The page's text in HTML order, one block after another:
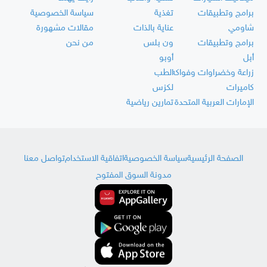
برامج وتطبيقات
تغذية
شاومي
عناية بالذات
برامج وتطبيقات
ون بلس
أبل
أوبو
زراعة وخضراوات وفواكهالطب
كاميرات
لكزس
الإمارات العربية المتحدةتمارين رياضية
سياسة الخصوصية
مقالات مشهورة
من نحن
الصفحة الرئيسيةسياسة الخصوصيةاتفاقية الاستخدامتواصل معنا
مدونة السوق المفتوح